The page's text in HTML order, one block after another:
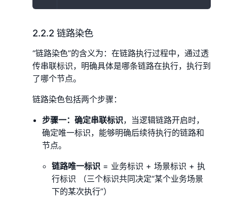
2.2.2 链路染色
“链路染色”的含义为：在链路执行过程中，通过透
传串联标识，明确具体是哪条链路在执行，执行到
了哪个节点。
链路染色包括两个步骤：
步骤一：确定串联标识，当逻辑链路开启时，
确定唯一标识，能够明确后续待执行的链路和
节点。
链路唯一标识 = 业务标识 + 场景标识 + 执
行标识 （三个标识共同决定“某个业务场景
下的某次执行”）